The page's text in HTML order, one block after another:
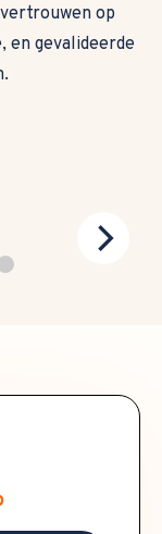
op
en gevalideerde